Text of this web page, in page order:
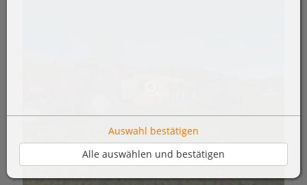
Auswahl bestätigen
Alle auswählen und bestätigen